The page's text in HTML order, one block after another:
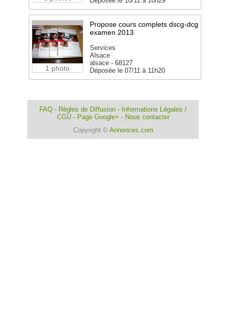
1 photo
Propose cours complets dscg-dcg
examen 2013
Services
Alsace
alsace - 68127
Déposée le 07/11 à 11h20
FAQ - Règles de Diffusion - Informations Légales /
CGU- Page Google+ - Nous contacter
Copyright © Annonces.com